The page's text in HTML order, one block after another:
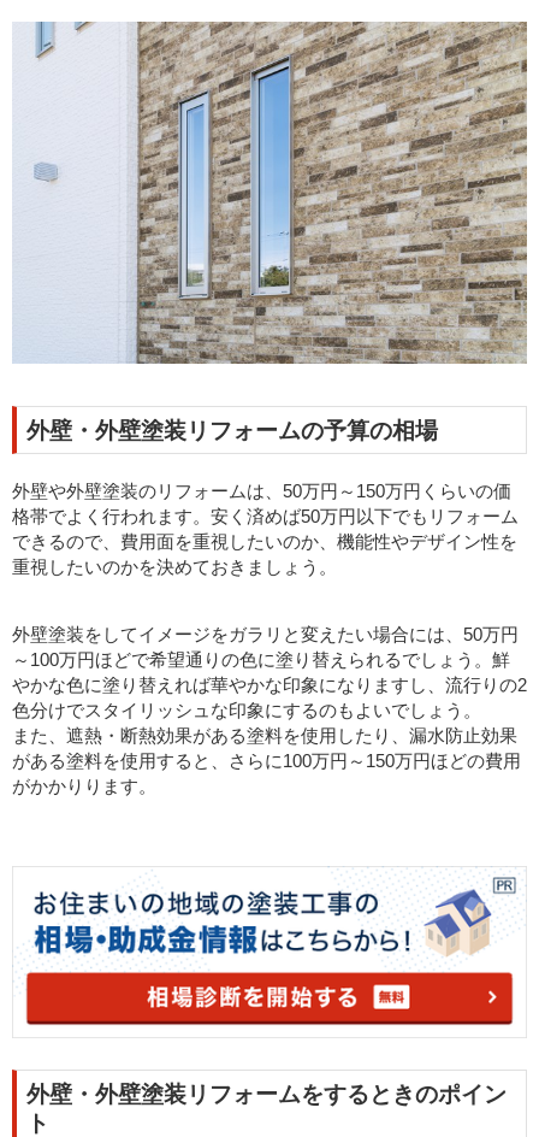
外壁・外壁塗装リフォームの予算の相場
外壁や外壁塗装のリフォームは、50万円～150万円くらいの価
格帯でよく行われます。安く済めば50万円以下でもリフォーム
できるので、費用面を重視したいのか、機能性やデザイン性を
重視したいのかを決めておきましょう。
外壁塗装をしてイメージをガラリと変えたい場合には、50万円
～100万円ほどで希望通りの色に塗り替えられるでしょう。鮮
やかな色に塗り替えれば華やかな印象になりますし、流行りの2
色分けでスタイリッシュな印象にするのもよいでしょう。
また、遮熱・断熱効果がある塗料を使用したり、漏水防止効果
がある塗料を使用すると、さらに100万円～150万円ほどの費用
がかかりります。
外壁・外壁塗装リフォームをするときのポイン
ト